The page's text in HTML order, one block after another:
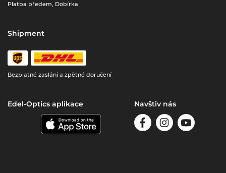
Platba předem, Dobírka
Shipment
Bezplatné zaslání a zpětné doručení
Edel-Optics aplikace Navštiv nás